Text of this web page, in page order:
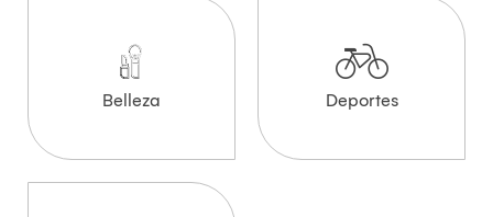
Belleza Deportes